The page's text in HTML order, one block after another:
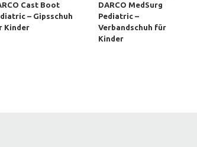
Cast Boot
– Gipsschuh
Kinder
DARCO MedSurg
Pediatric –
Verbandschuh für
Kinder